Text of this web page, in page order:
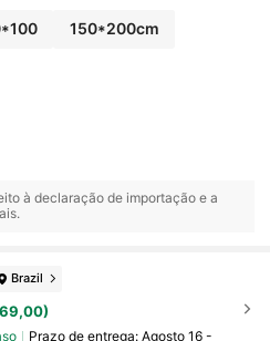
150*200cm
à declaração de importação e a
Brazil
Prazo de entrega: Agosto 16 -